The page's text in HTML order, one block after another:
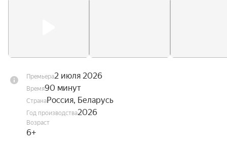
Премьера2 июля 2026
Время90 минут
СтранаРоссия, Беларусь
Год производства2026
Возраст
6+